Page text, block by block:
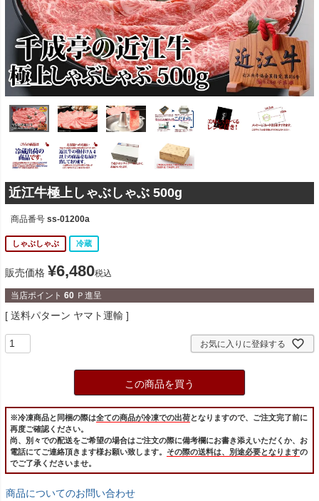
近江牛極上しゃぶしゃぶ 500g
商品番号 ss-01200a
しゃぶしゃぶ 冷蔵
販売価格 ¥6,480税込
当店ポイント 60 Ｐ進呈
送料パターン ヤマト運輸
お気に入りに登録する
この商品を買う
※冷凍商品と同梱の際は全ての商品が冷凍での出荷となりますので、ご注文完了前に
再度ご確認ください。
尚、別々での配送をご希望の場合はご注文の際に備考欄にお書き添えいただくか、お
電話にてご連絡頂きます様お願い致します。 その際の送料は、別途必要となりますの
でご了承くださいませ。
商品についてのお問い合わせ